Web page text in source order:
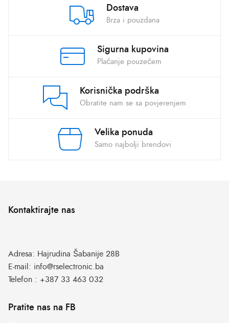
Dostava
Brza i pouzdana
Sigurna kupovina
Plaćanje pouzećem
Korisnička podrška
Obratite nam se sa povjerenjem
Velika ponuda
Samo najbolji brendovi
Kontaktirajte nas
Adresa: Hajrudina Šabanije 28B
E-mail: info@rselectronic.ba
Telefon : +387 33 463 032
Pratite nas na FB